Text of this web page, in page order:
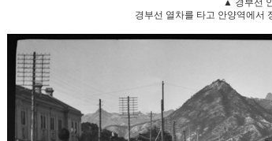
▲ 경부선
경부선 열차를 타고 안양역에서